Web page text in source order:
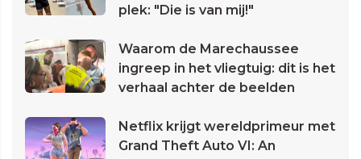
plek: "Die is van mij!"
Waarom de Marechaussee
ingreep in het vliegtuig: dit is het
verhaal achter de beelden
Netflix krijgt wereldprimeur met
Grand Theft Auto VI: An